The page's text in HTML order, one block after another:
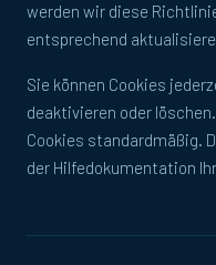
werden wir diese
entsprechend
Sie können Cookies
deaktivieren oder
Cookies standardmäßig.
der Hilfedokumentation